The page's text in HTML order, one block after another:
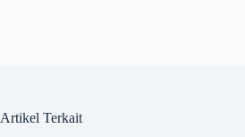
Artikel Terkait